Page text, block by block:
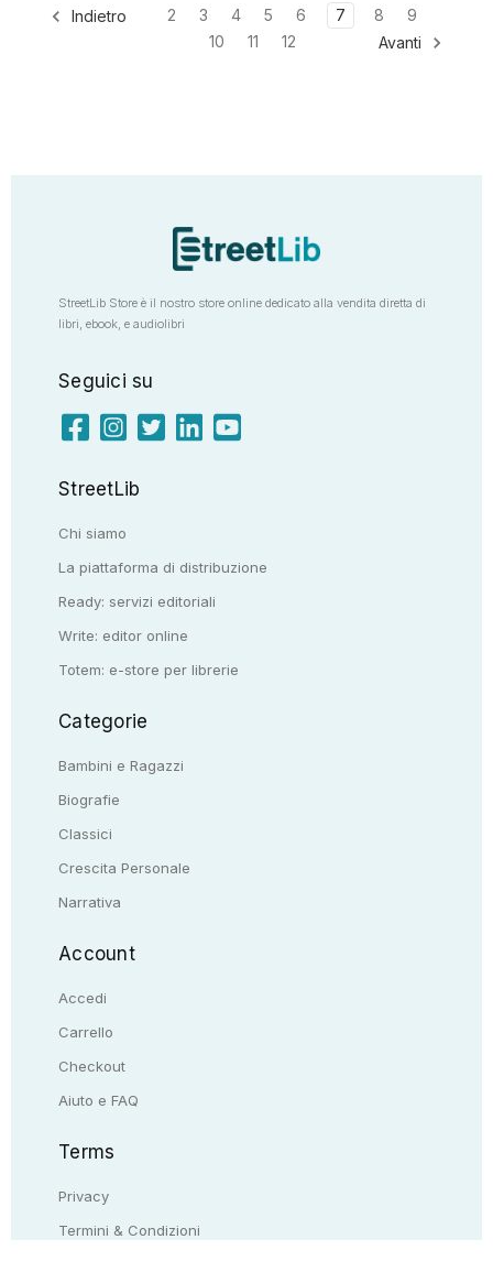
Indietro 2 3 4 5 6 7 8
9
10
11 12 Avanti
StreetLib Store è il nostro store online dedicato alla vendita diretta di
libri, ebook, e audiolibri
Seguici su
StreetLib
Chi siamo
La piattaforma di distribuzione
Ready: servizi editoriali
Write: editor online
Totem: e-store per librerie
Categorie
Bambini e Ragazzi
Biografie
Classici
Crescita Personale
Narrativa
Account
Accedi
Carrello
Checkout
Aiuto e FAQ
Terms
Privacy
Termini & Condizioni